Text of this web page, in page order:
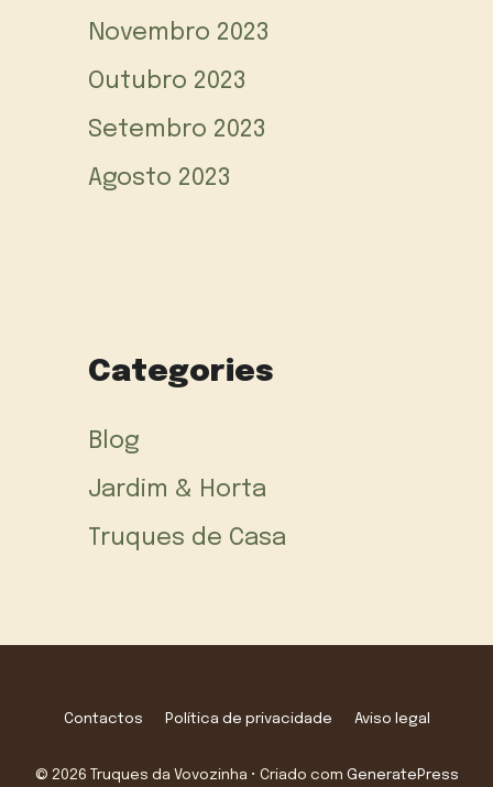
Novembro 2023
Outubro 2023
Setembro 2023
Agosto 2023
Categories
Blog
Jardim & Horta
Truques de Casa
Contactos Política de privacidade Aviso legal
© 2026 Truques da Vovozinha • Criado com GeneratePress